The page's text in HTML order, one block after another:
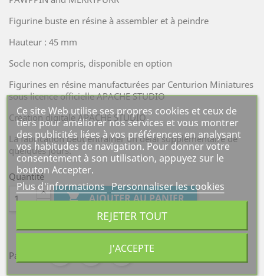
Figurine buste en résine à assembler et à peindre
Hauteur : 45 mm
Socle non compris, disponible en option
Figurines en résine manufacturées par Centurion Miniatures
sous licence officielle APACHE STUDIO
Création digitale APACHE STUDIO
La fabrication peut entrainer un délai supplémentaire de
quelques jours.
Quantité
 AJOUTER AU PANIER
Partager
Ce site Web utilise ses propres cookies et ceux de
tiers pour améliorer nos services et vous montrer
des publicités liées à vos préférences en analysant
vos habitudes de navigation. Pour donner votre
consentement à son utilisation, appuyez sur le
bouton Accepter.
Plus d'informations Personnaliser les cookies
REJETER TOUT
J'ACCEPTE